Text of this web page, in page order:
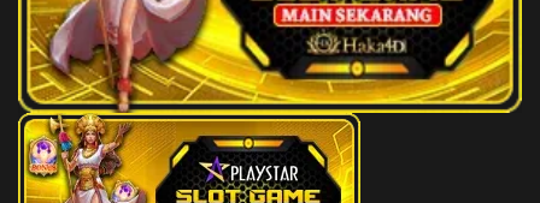
105
Tertabrak 3D
721
106
Terong 3D
873
107
Termos
108
Terlanggar